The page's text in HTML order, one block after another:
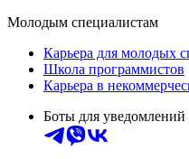
Молодым специалистам
Карьера для молодых
Школа программистов
Карьера в
Боты для уведомлений